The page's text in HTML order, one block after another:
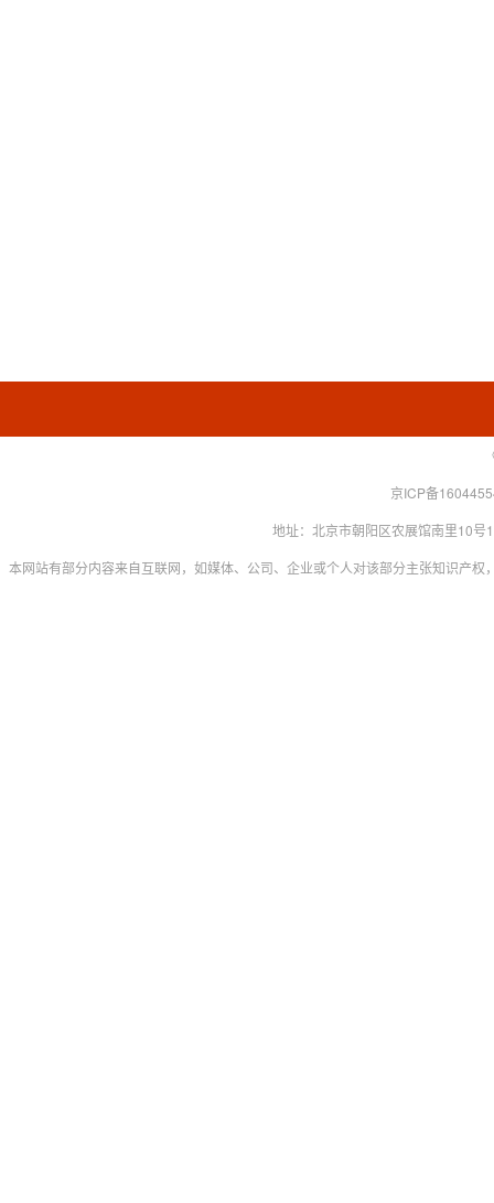
京ICP备
地址：北京市朝阳区农展馆南里10
本网站有部分内容来自互联网，如媒体、公司、企业或个人对该部分主张知识产